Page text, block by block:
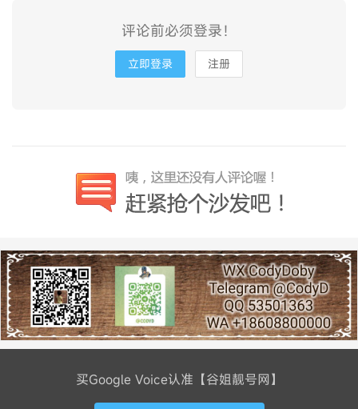
评论前必须登录！
立即登录 注册
买Google Voice认准【谷姐靓号网】